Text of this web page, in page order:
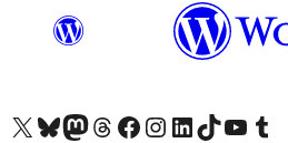
X (eski Twitter) hesabımıza bakın
Bluesky hesabımızı ziyaret edinMastodon hesabımızı ziyaret edinThreads hesabımızı ziyaret edinFacebook sayfamızı ziyaret edinInstagram hesabımızı ziyaret edinLinkedIn hesabımızı ziyaret edinTikTok hesabımızı ziyaret edinYouTube kanalımızı ziyaret edinTumblr hesabımızı ziyaret edin